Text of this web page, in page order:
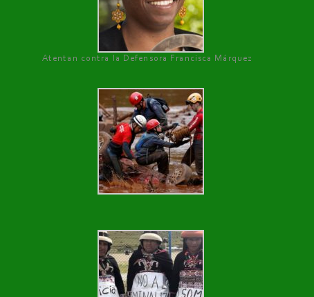
Atentan contra la Defensora Francisca Márquez